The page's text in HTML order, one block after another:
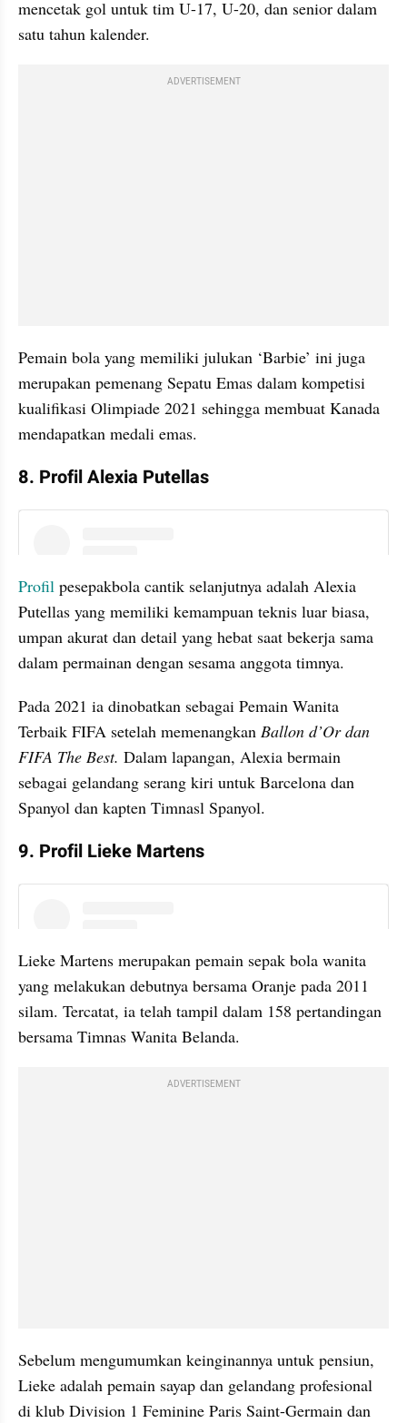
mencetak gol untuk tim U-17, U-20, dan senior dalam
satu tahun kalender.
ADVERTISEMENT
Pemain bola yang memiliki julukan ‘Barbie’ ini juga
merupakan pemenang Sepatu Emas dalam kompetisi
kualifikasi Olimpiade 2021 sehingga membuat Kanada
mendapatkan medali emas.
8. Profil Alexia Putellas
Profil pesepakbola cantik selanjutnya adalah Alexia
Putellas yang memiliki kemampuan teknis luar biasa,
umpan akurat dan detail yang hebat saat bekerja sama
dalam permainan dengan sesama anggota timnya.
Pada 2021 ia dinobatkan sebagai Pemain Wanita
Terbaik FIFA setelah memenangkan Ballon d’Or dan
FIFA The Best. Dalam lapangan, Alexia bermain
sebagai gelandang serang kiri untuk Barcelona dan
Spanyol dan kapten Timnasl Spanyol.
9. Profil Lieke Martens
Lieke Martens merupakan pemain sepak bola wanita
yang melakukan debutnya bersama Oranje pada 2011
silam. Tercatat, ia telah tampil dalam 158 pertandingan
bersama Timnas Wanita Belanda.
ADVERTISEMENT
Sebelum mengumumkan keinginannya untuk pensiun,
Lieke adalah pemain sayap dan gelandang profesional
di klub Division 1 Feminine Paris Saint-Germain dan